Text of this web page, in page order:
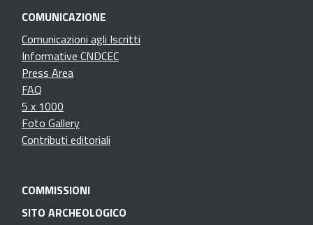
COMUNICAZIONE
Comunicazioni agli Iscritti
Informative CNDCEC
Press Area
FAQ
5 x 1000
Foto Gallery
Contributi editoriali
COMMISSIONI
SITO ARCHEOLOGICO